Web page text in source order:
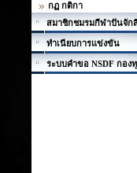
กฏ กติกา
สมาชิกชมรมกีฬาปันจัก
ทำเนียบการแข่งขัน
ระบบคำขอ NSDF กอง